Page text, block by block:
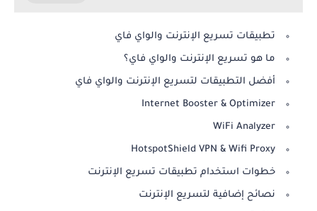
تطبيقات تسريع الإنترنت والواي فاي
ما هو تسريع الإنترنت والواي فاي؟
أفضل التطبيقات لتسريع الإنترنت والواي فاي
Internet Booster & Optimizer
WiFi Analyzer
HotspotShield VPN & Wifi Proxy
خطوات استخدام تطبيقات تسريع الإنترنت
نصائح إضافية لتسريع الإنترنت